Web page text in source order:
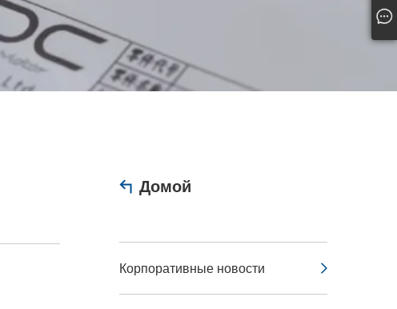
Домой
Корпоративные новости